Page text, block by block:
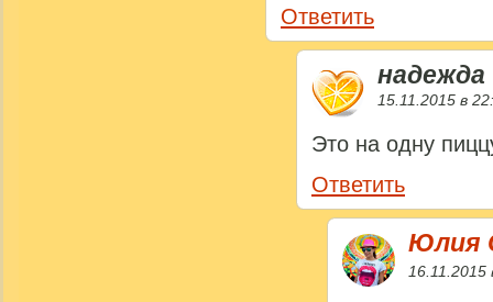
Ответить
надежда
15.11.2015 в
Это на одну
Ответить
Юлия
16.11.2015